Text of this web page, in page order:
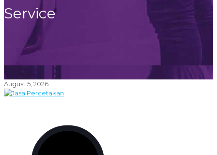
Service
August 5, 2026